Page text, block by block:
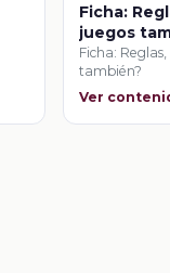
Ficha:
juegos
Ficha:
también?
Ver